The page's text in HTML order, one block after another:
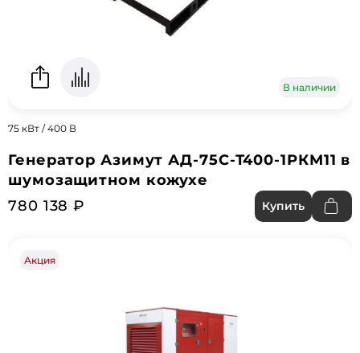
В наличии
75 кВт / 400 В
Генератор Азимут АД-75С-Т400-1РКМ11 в
шумозащитном кожухе
780 138 ₽
Купить
Акция